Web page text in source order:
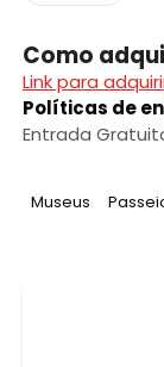
Como
Link para
Políticas de
Entrada
Tag:
Museus Tag: